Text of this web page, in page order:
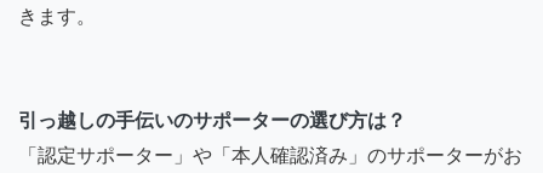
きます。
引っ越しの手伝いのサポーターの選び方は？
「認定サポーター」や「本人確認済み」のサポーターがお